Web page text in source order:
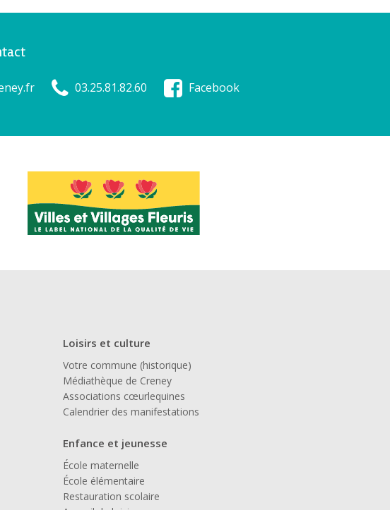
03.25.81.82.60 Facebook
Loisirs et culture
Votre commune (historique)
Médiathèque de Creney
Associations cœurlequines
Calendrier des manifestations
Enfance et jeunesse
École maternelle
École élémentaire
Restauration scolaire